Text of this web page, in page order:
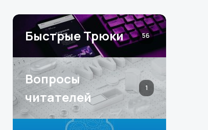
Быстрые Трюки 56
Вопросы
читателей
1